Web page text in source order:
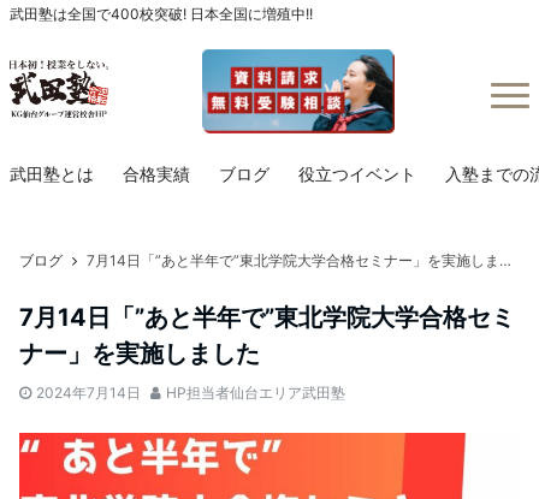
武田塾は全国で400校突破! 日本全国に増殖中!!
武田塾とは 合格実績 ブログ 役立つイベント 入塾までの
ブログ 7月14日「”あと半年で”東北学院大学合格セミナー」を実施しました
7月14日「”あと半年で”東北学院大学合格セミ
ナー」を実施しました
2024年7月14日 HP担当者仙台エリア武田塾